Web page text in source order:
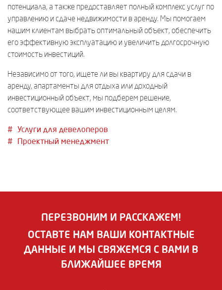
потенциала, а также предоставляет полный комплекс услуг по
управлению и сдаче недвижимости в аренду. Мы помогаем
нашим клиентам выбрать оптимальный объект, обеспечить
его эффективную эксплуатацию и увеличить долгосрочную
стоимость инвестиций.
Независимо от того, ищете ли вы квартиру для сдачи в
аренду, апартаменты для отдыха или доходный
инвестиционный объект, мы подберем решение,
соответствующее вашим инвестиционным целям.
Услуги для девелоперов
Проектный менеджмент
ПЕРЕЗВОНИМ И РАССКАЖЕМ!
ОСТАВТЕ НАМ ВАШИ КОНТАКТНЫЕ
ДАННЫЕ И МЫ СВЯЖЕМСЯ С ВАМИ В
БЛИЖАЙШЕЕ ВРЕМЯ